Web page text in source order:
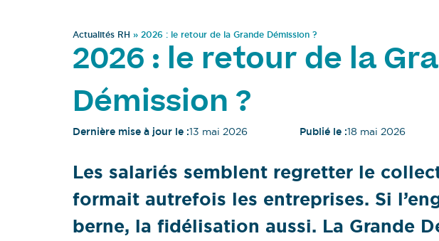
Actualités RH » 2026 : le retour de la Grande Démission ?
2026 : le retour de la
Démission ?
Dernière mise à jour le :13 mai 2026 Publié le :18 mai 2026
Les salariés semblent regretter le
formait autrefois les entreprises. Si
berne, la fidélisation aussi. La Grande